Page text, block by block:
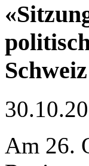
Schweiz
Am 26.